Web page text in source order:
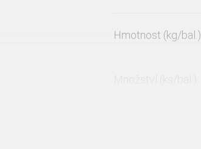
Hmotnost (kg/bal.)